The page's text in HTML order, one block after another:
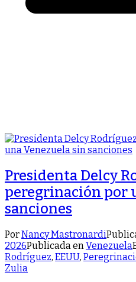
Presidenta Delcy
peregrinación por
sanciones
PorNancy Mastronardi
2026Publicada enVenezuela
Rodríguez, EEUU,
Zulia